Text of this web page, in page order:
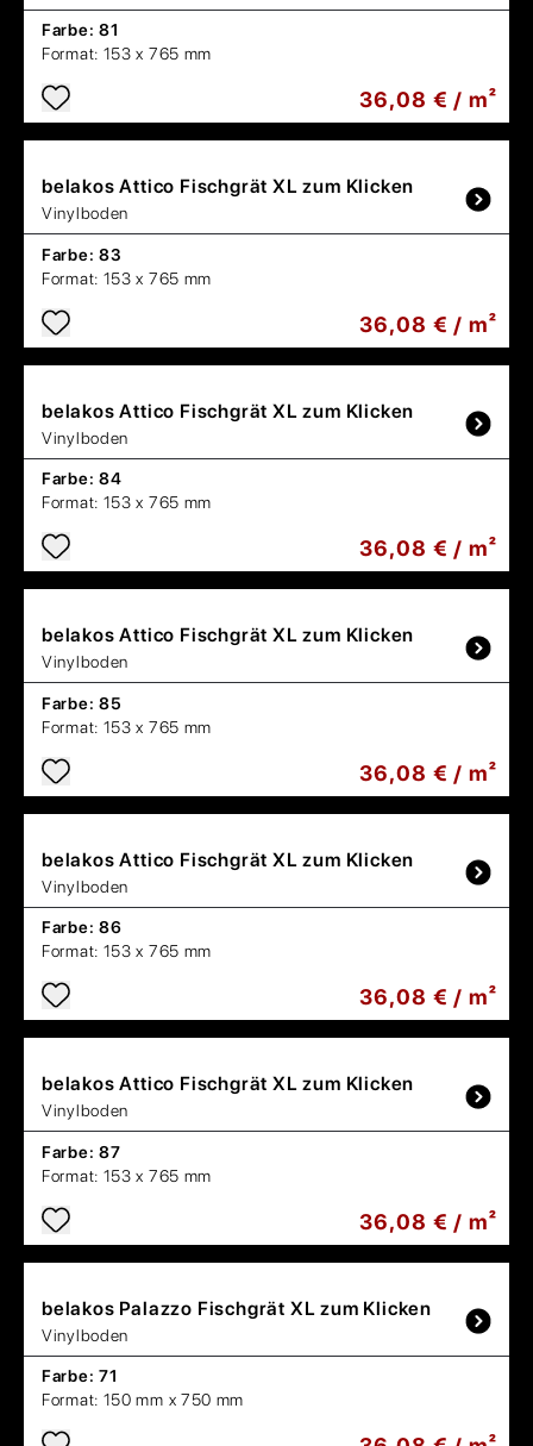
Farbe: 81
Format: 153 x 765 mm
36,08 € / m²
belakosAttico Fischgrät XL zum Klicken
Vinylboden
Farbe: 83
Format: 153 x 765 mm
36,08 € / m²
belakosAttico Fischgrät XL zum Klicken
Vinylboden
Farbe: 84
Format: 153 x 765 mm
36,08 € / m²
belakosAttico Fischgrät XL zum Klicken
Vinylboden
Farbe: 85
Format: 153 x 765 mm
36,08 € / m²
belakosAttico Fischgrät XL zum Klicken
Vinylboden
Farbe: 86
Format: 153 x 765 mm
36,08 € / m²
belakosAttico Fischgrät XL zum Klicken
Vinylboden
Farbe: 87
Format: 153 x 765 mm
36,08 € / m²
belakos Palazzo Fischgrät XL zum Klicken
Vinylboden
Farbe: 71
Format: 150 mm x 750 mm